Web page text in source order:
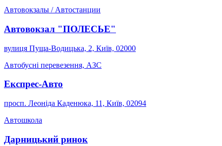
Автовокзалы / Автостанции
Автовокзал "ПОЛЕСЬЕ"
вулиця Пуща-Водицька, 2, Київ, 02000
Автобусні перевезення, АЗС
Експрес-Авто
просп. Леоніда Каденюка, 11, Київ, 02094
Автошкола
Дарницький ринок